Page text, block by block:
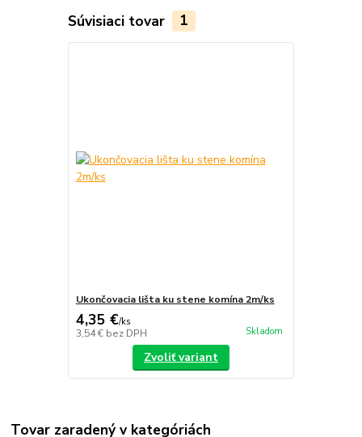
Súvisiaci tovar 1
Ukončovacia lišta ku stene komína 2m/ks
4,35 €/ks
3,54 € bez DPH Skladom
Zvoliť variant
Tovar zaradený v kategóriách